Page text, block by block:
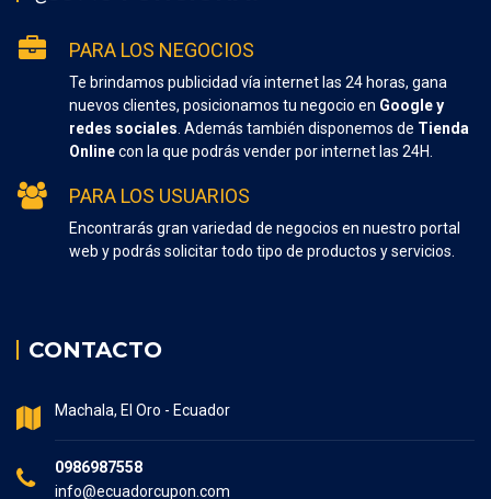
PARA LOS NEGOCIOS
Te brindamos publicidad vía internet las 24 horas, gana
nuevos clientes, posicionamos tu negocio en Google y
redes sociales . Además también disponemos de Tienda
Onlinecon la que podrás vender por internet las 24H.
PARA LOS USUARIOS
Encontrarás gran variedad de negocios en nuestro portal
web y podrás solicitar todo tipo de productos y servicios.
CONTACTO
Machala, El Oro - Ecuador
0986987558
info@ecuadorcupon.com